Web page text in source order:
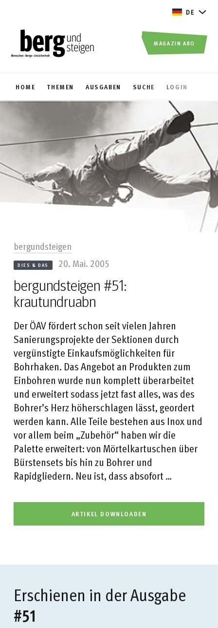
DE
HOME THEMEN AUSGABEN SUCHE LOGIN
MAGAZIN ABO
bergundsteigen #51:
krautundruabn
DIES & DAS 20. Mai. 2005
bergundsteigen
Der ÖAV fördert schon seit vielen Jahren
Sanierungsprojekte der Sektionen durch
vergünstigte Einkaufsmöglichkeiten für
Bohrhaken. Das Angebot an Produkten zum
Einbohren wurde nun komplett überarbeitet
und erweitert sodass jetzt fast alles, was des
Bohrer’s Herz höherschlagen lässt, geordert
werden kann. Alle Teile bestehen aus Inox und
vor allem beim „Zubehör“ haben wir die
Palette erweitert: von Mörtelkartuschen über
Bürstensets bis hin zu Bohrer und
Rapidgliedern. Neu ist, dass absofort …
ARTIKEL DOWNLOADEN
Erschienen in der Ausgabe
#51